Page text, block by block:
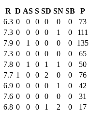
R D AS S SD SN SB
P
6.3 0 0 0 0 0 0
73
7.3 0 0 0 0 1 0
111
7.9 0 1 0 0 0 0
135
7.3 0 0 0 0 0 0
65
7.8 0 1 0 1 1 0
50
7.7 1 0 0 2 0 0
76
6.9 0 0 0 0 1 0
42
7.6 0 0 0 0 0 0
31
6.8 0 0 0 1 2 0
17